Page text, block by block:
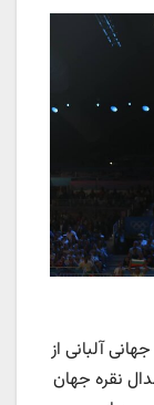
آلبانی از
نقره جهان